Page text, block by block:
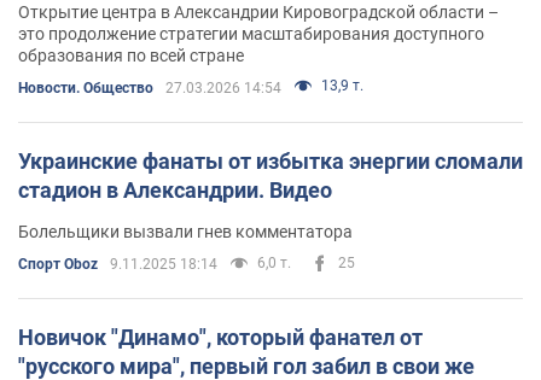
Открытие центра в Александрии Кировоградской области –
это продолжение стратегии масштабирования доступного
образования по всей стране
Новости. Общество 27.03.2026 14:54 13,9 т.
Украинские фанаты от избытка энергии сломали
стадион в Александрии. Видео
Болельщики вызвали гнев комментатора
Спорт Oboz 9.11.2025 18:14 6,0 т. 25
Новичок "Динамо", который фанател от
"русского мира", первый гол забил в свои же